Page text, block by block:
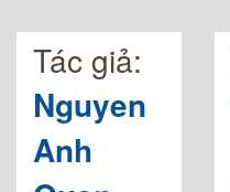
Tác giả:
Nguyen
Anh